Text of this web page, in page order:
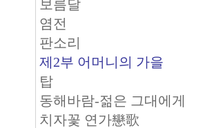
보름달
염전
판소리
제2부 어머니의 가을
탑
동해바람-젊은 그대에게
치자꽃 연가戀歌